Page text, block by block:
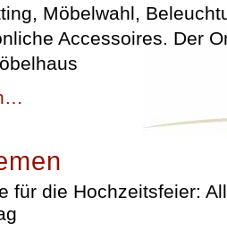
Möbelwahl,
Accessoires. Der
für die Hochzeitsfeier: